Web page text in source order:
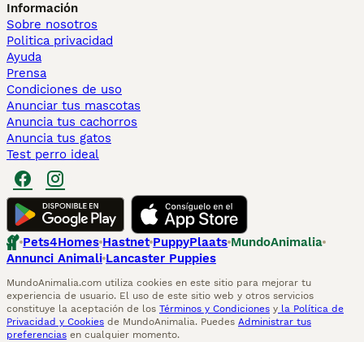
Información
Sobre nosotros
Politica privacidad
Ayuda
Prensa
Condiciones de uso
Anunciar tus mascotas
Anuncia tus cachorros
Anuncia tus gatos
Test perro ideal
Pets4Homes Hastnet PuppyPlaats MundoAnimalia
Annunci Animali Lancaster Puppies
MundoAnimalia.com utiliza cookies en este sitio para mejorar tu
experiencia de usuario. El uso de este sitio web y otros servicios
constituye la aceptación de los Términos y Condiciones y la Política de
Privacidad y Cookies de MundoAnimalia. Puedes Administrar tus
preferencias en cualquier momento.